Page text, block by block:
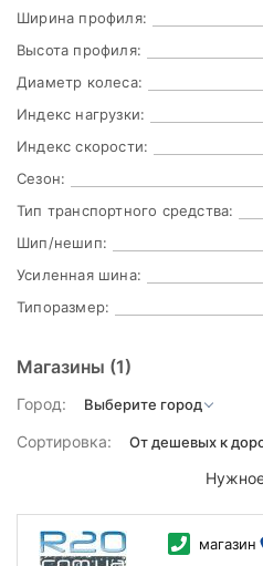
Ширина профиля:
Высота профиля:
Диаметр колеса:
Индекс нагрузки:
Индекс скорости:
Сезон:
Тип транспортного средства:
Шип/нешип:
Усиленная шина:
Типоразмер:
Магазины (1)
Город:
Сортировка:
магазин